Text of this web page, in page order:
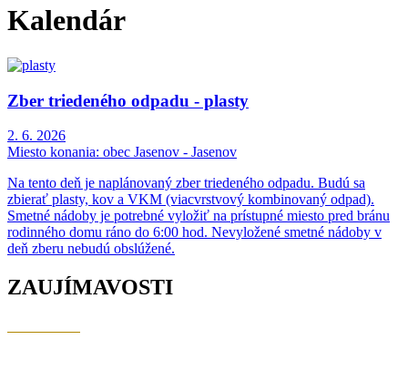
Kalendár
Zber triedeného odpadu - plasty
2. 6. 2026
Miesto konania: obec Jasenov - Jasenov
Na tento deň je naplánovaný zber triedeného odpadu. Budú sa
zbierať plasty, kov a VKM (viacvrstvový kombinovaný odpad).
Smetné nádoby je potrebné vyložiť na prístupné miesto pred bránu
rodinného domu ráno do 6:00 hod. Nevyložené smetné nádoby v
deň zberu nebudú obslúžené.
ZAUJÍMAVOSTI